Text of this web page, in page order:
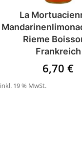
La
Rieme
Frankreich
6,70€
inkl. 19 % MwSt.